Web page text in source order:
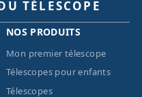
TÉLESCOPE
NOS PRODUITS
Mon premier télescope
Télescopes pour enfants
Télescopes